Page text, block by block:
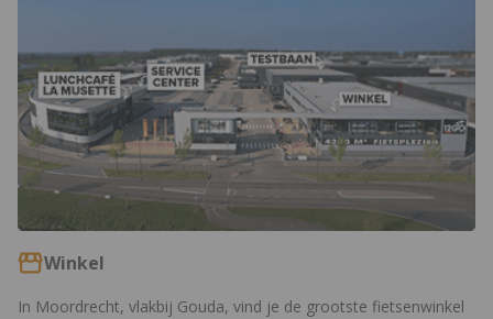
Winkel
In Moordrecht, vlakbij Gouda, vind je de grootste fietsenwinkel